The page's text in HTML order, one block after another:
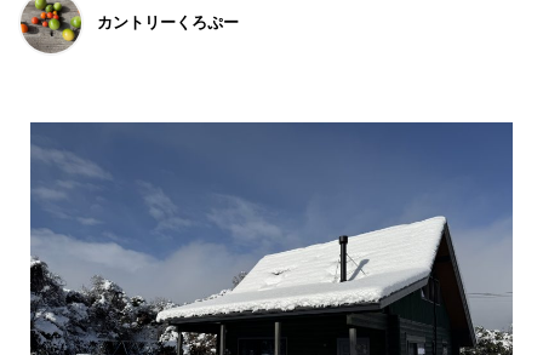
人気のタグ
LOGWAYだより
こんにちは。
#ログログ です
。
BESSに暮らす人、BESSではたらく人が
フラットに、自由に書きこんでいく＃ログログ。
日常を楽しんでいる声や、新しい情報を、
カントリーくろぷー